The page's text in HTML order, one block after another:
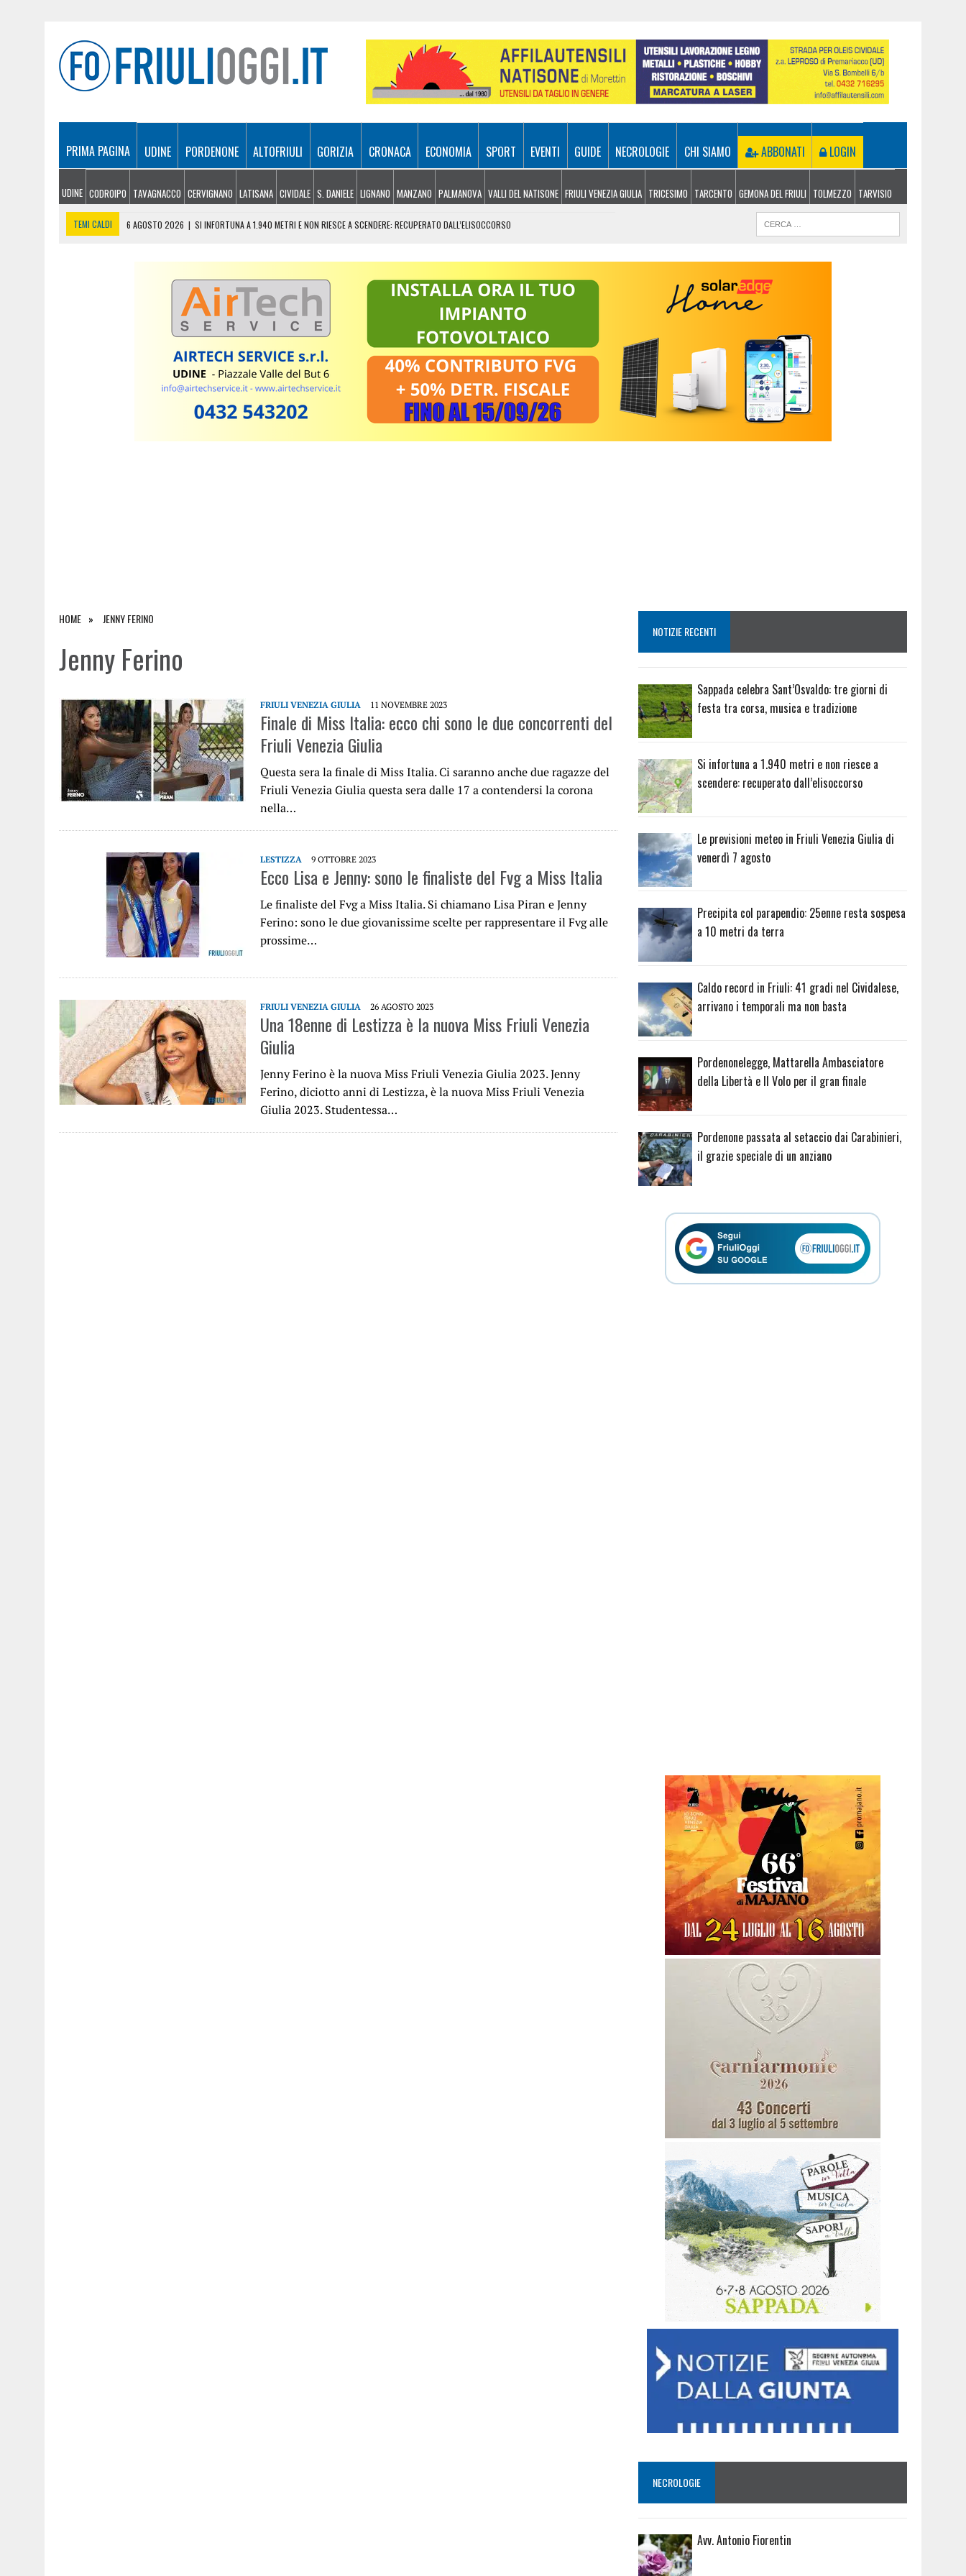
PRIMA PAGINA UDINE PORDENONE ALTOFRIULI GORIZIA CRONACA ECONOMIA SPORT EVENTI GUIDE NECROLOGIE CHI SIAMO ABBONATI LOGIN
UDINE CODROIPO TAVAGNACCO CERVIGNANO LATISANA CIVIDALE S. DANIELE LIGNANO MANZANO PALMANOVA VALLI DEL NATISONE FRIULI VENEZIA GIULIA TRICESIMO TARCENTO GEMONA DEL FRIULI TOLMEZZO TARVISIO
TEMI CALDI 6 AGOSTO 2026 | SI INFORTUNA A 1.940 METRI E NON RIESCE A SCENDERE: RECUPERATO DALL’ELISOCCORSO
CALDO RECORD IN FRIULI: 41 GRADI NEL CIVIDALESE, ARRIVANO I TEMPORALI MA NON BASTA
SAPPADA CELEBRA SANT’OSVALDO: TRE GIORNI DI FESTA TRA CORSA, MUSICA E TRADIZIONE
HOME JENNY FERINO
Jenny Ferino
FRIULI VENEZIA GIULIA 11 NOVEMBRE 2023
Finale di Miss Italia: ecco chi sono le due concorrenti del
Friuli Venezia Giulia
Questa sera la finale di Miss Italia. Ci saranno anche due ragazze del
Friuli Venezia Giulia questa sera dalle 17 a contendersi la corona
nella…
LESTIZZA 9 OTTOBRE 2023
Ecco Lisa e Jenny: sono le finaliste del Fvg a Miss Italia
Le finaliste del Fvg a Miss Italia. Si chiamano Lisa Piran e Jenny
Ferino: sono le due giovanissime scelte per rappresentare il Fvg alle
prossime…
FRIULI VENEZIA GIULIA 26 AGOSTO 2023
Una 18enne di Lestizza è la nuova Miss Friuli Venezia
Giulia
Jenny Ferino è la nuova Miss Friuli Venezia Giulia 2023. Jenny
Ferino, diciotto anni di Lestizza, è la nuova Miss Friuli Venezia
Giulia 2023. Studentessa…
NOTIZIE RECENTI
Sappada celebra Sant’Osvaldo: tre giorni di
festa tra corsa, musica e tradizione
Si infortuna a 1.940 metri e non riesce a
scendere: recuperato dall’elisoccorso
Le previsioni meteo in Friuli Venezia Giulia di
venerdì 7 agosto
Precipita col parapendio: 25enne resta sospesa
a 10 metri da terra
Caldo record in Friuli: 41 gradi nel Cividalese,
arrivano i temporali ma non basta
Pordenonelegge, Mattarella Ambasciatore
della Libertà e Il Volo per il gran finale
Pordenone passata al setaccio dai Carabinieri,
il grazie speciale di un anziano
NECROLOGIE
Avv. Antonio Fiorentin